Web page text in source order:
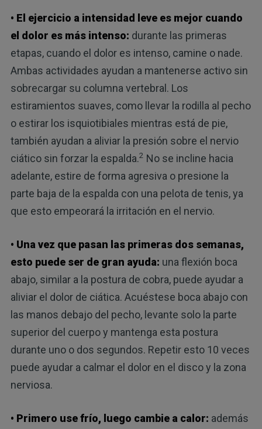
• El ejercicio a intensidad leve es mejor cuando
el dolor es más intenso: durante las primeras
etapas, cuando el dolor es intenso, camine o nade.
Ambas actividades ayudan a mantenerse activo sin
sobrecargar su columna vertebral. Los
estiramientos suaves, como llevar la rodilla al pecho
o estirar los isquiotibiales mientras está de pie,
también ayudan a aliviar la presión sobre el nervio
ciático sin forzar la espalda.2 No se incline hacia
adelante, estire de forma agresiva o presione la
parte baja de la espalda con una pelota de tenis, ya
que esto empeorará la irritación en el nervio.
• Una vez que pasan las primeras dos semanas,
esto puede ser de gran ayuda: una flexión boca
abajo, similar a la postura de cobra, puede ayudar a
aliviar el dolor de ciática. Acuéstese boca abajo con
las manos debajo del pecho, levante solo la parte
superior del cuerpo y mantenga esta postura
durante uno o dos segundos. Repetir esto 10 veces
puede ayudar a calmar el dolor en el disco y la zona
nerviosa.
• Primero use frío, luego cambie a calor: además